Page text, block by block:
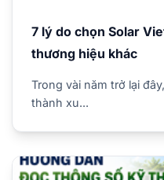
7 lý do chọn Solar
thương hiệu khác
Trong vài năm trở lại
thành xu...